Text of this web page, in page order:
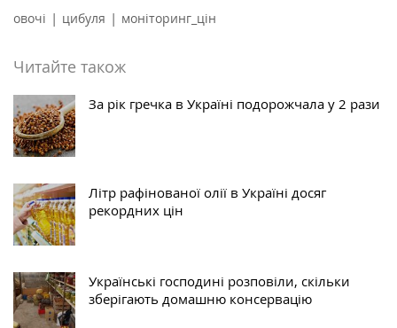
овочі | цибуля | моніторинг_цін
Читайте також
За рік гречка в Україні подорожчала у 2 рази
Літр рафінованої олії в Україні досяг
рекордних цін
Українські господині розповіли, скільки
зберігають домашню консервацію